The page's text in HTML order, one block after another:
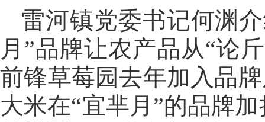
雷河镇党委书记何渊
月”品牌让农产品从“论
前锋草莓园去年加入品
大米在“宜芈月”的品牌